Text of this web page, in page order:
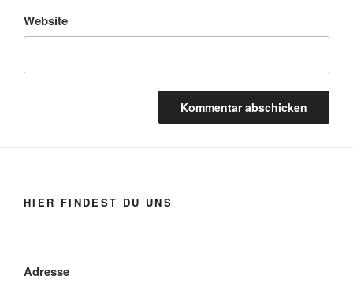
Website
HIER FINDEST DU UNS
Adresse